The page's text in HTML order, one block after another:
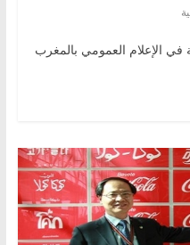
في الإعلام العمومي بالمغرب